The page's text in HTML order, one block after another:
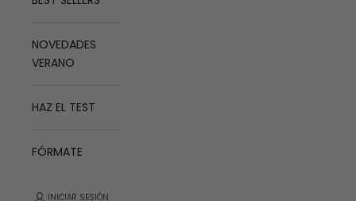
NOVEDADES
VERANO
HAZ EL TEST
FÓRMATE
INICIAR SESIÓN